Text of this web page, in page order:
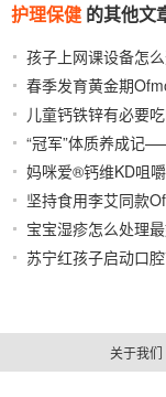
护理保健 的其他文
孩子上网课设备怎
心灵之窗
2022/03/
春季发育黄金期
码
2022/03/22
儿童钙铁锌有必要
2022/03/22
“冠军”体质养成记
先
2022/03/07
妈咪爱®钙维KD咀
2022/02/22
坚持食用李艾同款
康
2022/01/07
宝宝湿疹怎么处理
苏宁红孩子启动口
关于我们